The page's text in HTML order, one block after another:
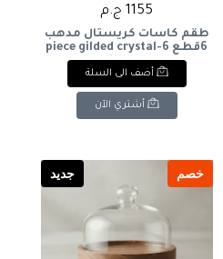
1155 ج.م
طقم كاسات كريستال مدهب
6قطع 6-piece gilded crystal
glass set
أضف الى السلة
أشتري الآن
خصم جديد